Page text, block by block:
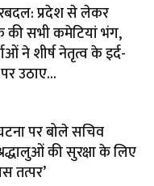
प्रदेश से लेकर
की सभी कमेटियां भंग,
ने शीर्ष नेतृत्व के इर्द-
उठाए...
पर बोले सचिव
की सुरक्षा के लिए
तत्पर’